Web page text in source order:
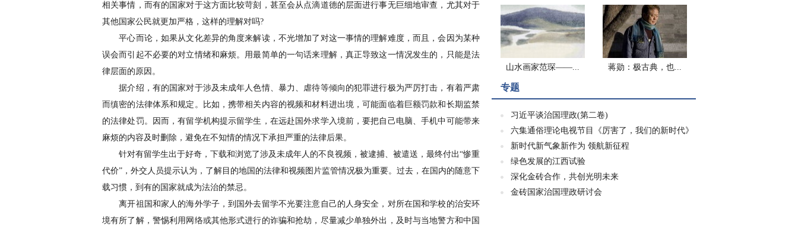
山水画家范琛——... 蒋勋：极古典，也...
专题
习近平谈治国理政(第二卷)
六集通俗理论电视节目《厉害了，我们的新时代》
新时代新气象新作为 领航新征程
绿色发展的江西试验
深化金砖合作，共创光明未来
金砖国家治国理政研讨会
相关事情，而有的国家对于这方面比较苛刻，甚至会从点滴道德的层面进行事无巨细地审查，尤其对于
其他国家公民就更加严格，这样的理解对吗?
平心而论，如果从文化差异的角度来解读，不光增加了对这一事情的理解难度，而且，会因为某种
误会而引起不必要的对立情绪和麻烦。用最简单的一句话来理解，真正导致这一情况发生的，只能是法
律层面的原因。
据介绍，有的国家对于涉及未成年人色情、暴力、虐待等倾向的犯罪进行极为严厉打击，有着严肃
而缜密的法律体系和规定。比如，携带相关内容的视频和材料进出境，可能面临着巨额罚款和长期监禁
的法律处罚。因而，有留学机构提示留学生，在远赴国外求学入境前，要把自己电脑、手机中可能带来
麻烦的内容及时删除，避免在不知情的情况下承担严重的法律后果。
针对有留学生出于好奇，下载和浏览了涉及未成年人的不良视频，被逮捕、被遣送，最终付出“惨重
代价”，外交人员提示认为，了解目的地国的法律和视频图片监管情况极为重要。过去，在国内的随意下
载习惯，到有的国家就成为法治的禁忌。
离开祖国和家人的海外学子，到国外去留学不光要注意自己的人身安全，对所在国和学校的治安环
境有所了解，警惕利用网络或其他形式进行的诈骗和抢劫，尽量减少单独外出，及时与当地警方和中国